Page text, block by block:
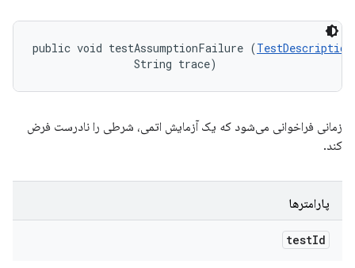
public void testAssumptionFailure (TestDescription
                String trace)
زمانی فراخوانی می‌شود که یک آزمایش اتمی، شرطی را نادرست فرض
کند.
پارامترها
testId